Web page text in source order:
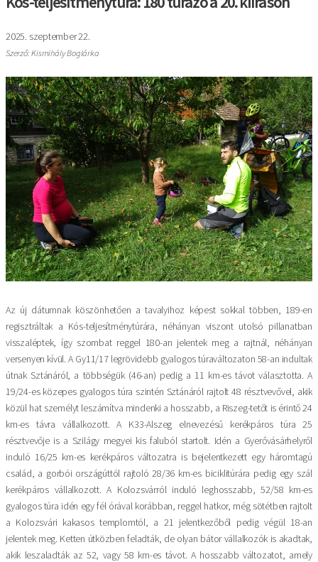
2025. szeptember 22.
Szerző: Kismihály Boglárka
Kép
Az új dátumnak köszönhetően a tavalyihoz képest sokkal többen, 189-en
regisztráltak a Kós-teljesítménytúrára, néhányan viszont utolsó pillanatban
visszaléptek, így szombat reggel 180-an jelentek meg a rajtnál, néhányan
versenyen kívül. A Gy11/17 legrövidebb gyalogos túraváltozaton 58-an indultak
útnak Sztánáról, a többségük (46-an) pedig a 11 km-es távot választotta. A
19/24-es közepes gyalogos túra szintén Sztánáról rajtolt 48 résztvevővel, akik
közül hat személyt leszámítva mindenki a hosszabb, a Riszeg-tetőt is érintő 24
km-es távra vállalkozott. A K33-Alszeg elnevezésű kerékpáros túra 25
résztvevője is a Szilágy megyei kis faluból startolt. Idén a Gyerővásárhelyről
induló 16/25 km-es kerékpáros változatra is bejelentkezett egy háromtagú
család, a gorbói országúttól rajtoló 28/36 km-es biciklitúrára pedig egy szál
kerékpáros vállalkozott. A Kolozsvárról induló leghosszabb, 52/58 km-es
gyalogos túra idén egy fél órával korábban, reggel hatkor, még sötétben rajtolt
a Kolozsvári kakasos templomtól, a 21 jelentkezőből pedig végül 18-an
jelentek meg. Ketten útközben feladták, de olyan bátor vállalkozók is akadtak,
akik leszaladták az 52, vagy 58 km-es távot. A hosszabb változatot, amely